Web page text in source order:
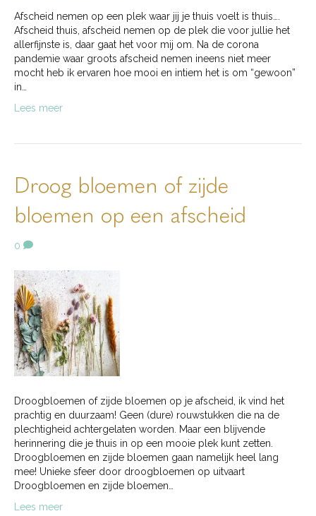
Afscheid nemen op een plek waar jij je thuis voelt is thuis….
Afscheid thuis, afscheid nemen op de plek die voor jullie het
allerfijnste is, daar gaat het voor mij om. Na de corona
pandemie waar groots afscheid nemen ineens niet meer
mocht heb ik ervaren hoe mooi en intiem het is om “gewoon”
in…
Lees meer
Droog bloemen of zijde
bloemen op een afscheid
0
Droogbloemen of zijde bloemen op je afscheid, ik vind het
prachtig en duurzaam! Geen (dure) rouwstukken die na de
plechtigheid achtergelaten worden. Maar een blijvende
herinnering die je thuis in op een mooie plek kunt zetten.
Droogbloemen en zijde bloemen gaan namelijk heel lang
mee! Unieke sfeer door droogbloemen op uitvaart
Droogbloemen en zijde bloemen…
Lees meer